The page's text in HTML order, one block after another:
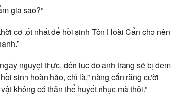
gia sao?”
cơ tốt nhất để hồi sinh Tôn Hoài Cẩn cho nên
nguyệt thực, đến lúc đó ánh trăng sẽ bị đêm
sinh hoàn hảo, chỉ là,” nàng cắn răng cười
không có thân thể huyết nhục mà thôi.”